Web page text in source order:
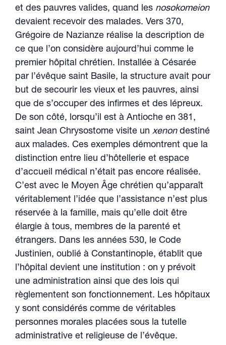
et des pauvres valides, quand les nosokomeion
devaient recevoir des malades. Vers 370,
Grégoire de Nazianze réalise la description de
ce que l’on considère aujourd’hui comme le
premier hôpital chrétien. Installée à Césarée
par l’évêque saint Basile, la structure avait pour
but de secourir les vieux et les pauvres, ainsi
que de s’occuper des infirmes et des lépreux.
De son côté, lorsqu’il est à Antioche en 381,
saint Jean Chrysostome visite un xenondestiné
aux malades. Ces exemples démontrent que la
distinction entre lieu d’hôtellerie et espace
d’accueil médical n’était pas encore réalisée.
C’est avec le Moyen Âge chrétien qu’apparaît
véritablement l’idée que l’assistance n’est plus
réservée à la famille, mais qu’elle doit être
élargie à tous, membres de la parenté et
étrangers. Dans les années 530, le Code
Justinien, oublié à Constantinople, établit que
l’hôpital devient une institution : on y prévoit
une administration ainsi que des lois qui
règlementent son fonctionnement. Les hôpitaux
y sont considérés comme de véritables
personnes morales placées sous la tutelle
administrative et religieuse de l’évêque.